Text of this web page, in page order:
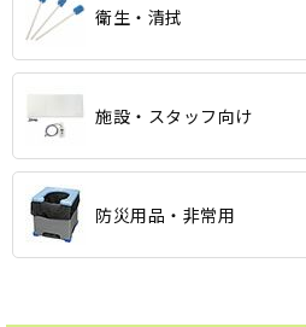
衛生・清拭
施設・スタッフ向け
防災用品・非常用